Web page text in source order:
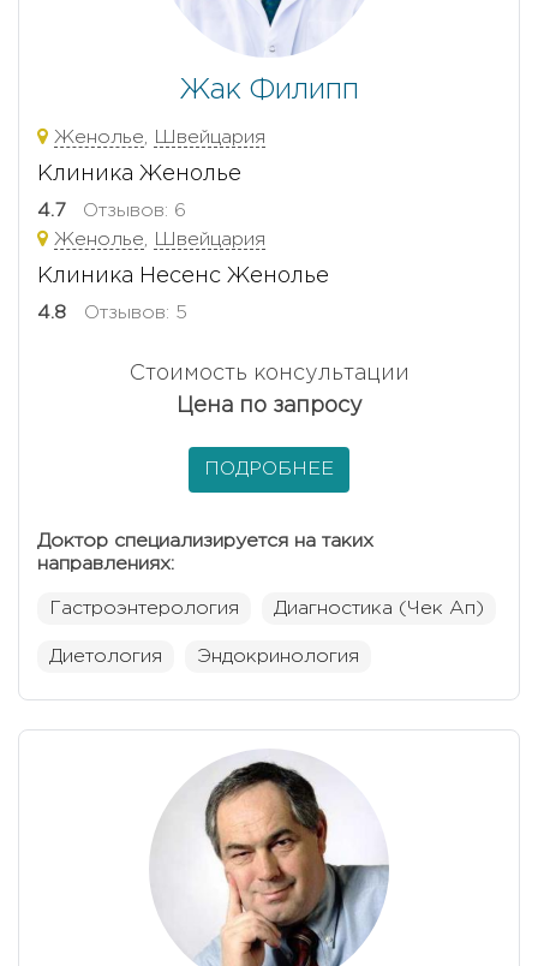
Жак Филипп
Женолье Швейцария
Клиника Женолье
4.7
Отзывов: 6
Женолье
Швейцария
Клиника Несенс Женолье
4.8 Отзывов: 5
Стоимость консультации
Цена по запросу
ПОДРОБНЕЕ
Доктор специализируется на таких
направлениях:
Гастроэнтерология Диагностика (Чек Ап)
Диетология Эндокринология